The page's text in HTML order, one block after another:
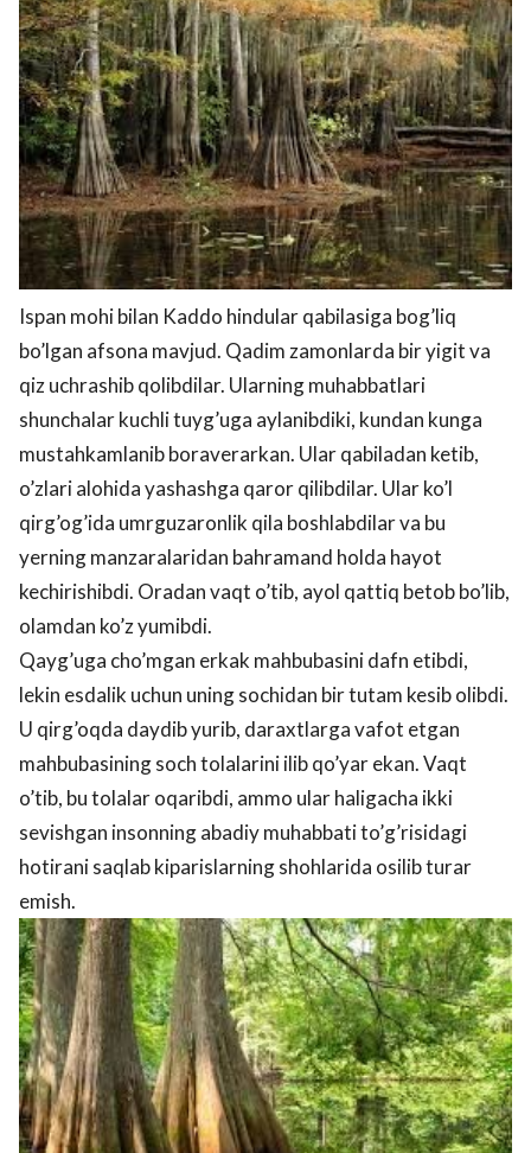
Ispan mohi bilan Kaddo hindular qabilasiga bog’liq
bo’lgan afsona mavjud. Qadim zamonlarda bir yigit va
qiz uchrashib qolibdilar. Ularning muhabbatlari
shunchalar kuchli tuyg’uga aylanibdiki, kundan kunga
mustahkamlanib boraverarkan. Ular qabiladan ketib,
o’zlari alohida yashashga qaror qilibdilar. Ular ko’l
qirg’og’ida umrguzaronlik qila boshlabdilar va bu
yerning manzaralaridan bahramand holda hayot
kechirishibdi. Oradan vaqt o’tib, ayol qattiq betob bo’lib,
olamdan ko’z yumibdi.
Qayg’uga cho’mgan erkak mahbubasini dafn etibdi,
lekin esdalik uchun uning sochidan bir tutam kesib olibdi.
U qirg’oqda daydib yurib, daraxtlarga vafot etgan
mahbubasining soch tolalarini ilib qo’yar ekan. Vaqt
o’tib, bu tolalar oqaribdi, ammo ular haligacha ikki
sevishgan insonning abadiy muhabbati to’g’risidagi
hotirani saqlab kiparislarning shohlarida osilib turar
emish.